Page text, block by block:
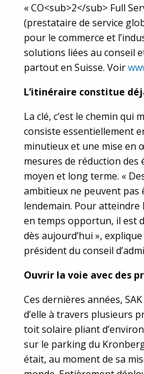
« CO<sub>2</sub> Full
(prestataire de service
pour le commerce et
solutions liées au conseil
partout en Suisse. Voir
L’itinéraire constitue
La clé, c’est le chemin qui
consiste essentiellement
minutieux et une mise en
mesures de réduction des
moyen et long terme. «
ambitieux ne peuvent
lendemain. Pour atteindre
en temps opportun, il est
dès aujourd’hui »,
président du conseil
Ouvrir la voie avec des
Ces dernières années,
d’elle à travers plusieurs
toit solaire pliant
sur le parking du
était, au moment de sa